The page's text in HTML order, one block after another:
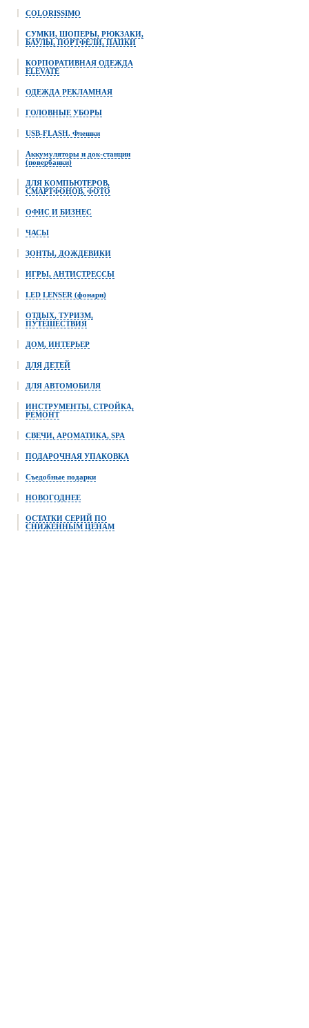
COLORISSIMO
СУМКИ, ШОПЕРЫ, РЮКЗАКИ,
БАУЛЫ, ПОРТФЕЛИ, ПАПКИ
КОРПОРАТИВНАЯ ОДЕЖДА
ELEVATE
ОДЕЖДА РЕКЛАМНАЯ
ГОЛОВНЫЕ УБОРЫ
USB-FLASH. Флешки
Аккумуляторы и док-станции
(повербанки)
ДЛЯ КОМПЬЮТЕРОВ,
СМАРТФОНОВ, ФОТО
ОФИС И БИЗНЕС
ЧАСЫ
ЗОНТЫ, ДОЖДЕВИКИ
ИГРЫ, АНТИСТРЕССЫ
LED LENSER (фонари)
ОТДЫХ, ТУРИЗМ,
ПУТЕШЕСТВИЯ
ДОМ, ИНТЕРЬЕР
ДЛЯ ДЕТЕЙ
ДЛЯ АВТОМОБИЛЯ
ИНСТРУМЕНТЫ, СТРОЙКА,
РЕМОНТ
СВЕЧИ, АРОМАТИКА, SPA
ПОДАРОЧНАЯ УПАКОВКА
Съедобные подарки
НОВОГОДНЕЕ
ОСТАТКИ СЕРИЙ ПО
СНИЖЕННЫМ ЦЕНАМ